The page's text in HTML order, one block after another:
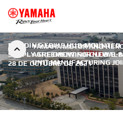
YAMAHA MOTOR AND
AGREEMENT FOR NEW E-
UNIT MANUFACTURING
BUILDING EBIKE HUB-MOUNTED
SUPPLY THE GROWING GLOBAL
28 DE OCTUBRE DE 2021